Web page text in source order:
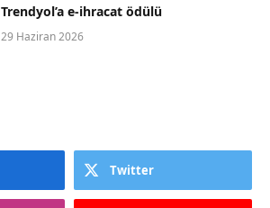
Trendyol’a e-ihracat ödülü
29 Haziran 2026
Twitter